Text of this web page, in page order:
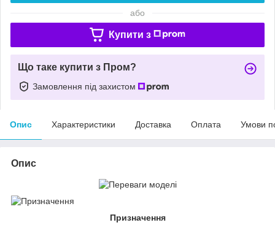
або
Купити з
Що таке купити з Пром?
Замовлення під захистом
Опис Характеристики Доставка Оплата Умови
Опис
Призначення